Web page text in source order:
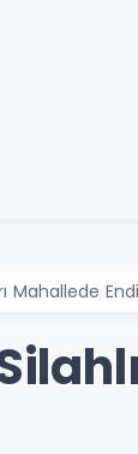
Mahallede